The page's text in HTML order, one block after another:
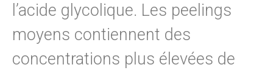
l’acide glycolique. Les peelings
moyens contiennent des
concentrations plus élevées de